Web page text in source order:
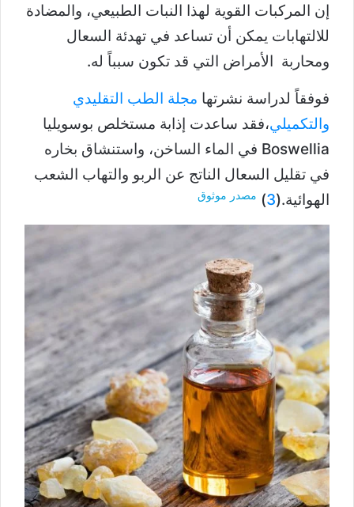
إن المركبات القوية لهذا النبات الطبيعي، والمضادة
للالتهابات يمكن أن تساعد في تهدئة السعال
ومحاربة الأمراض التي قد تكون سبباً له.
فوفقاً لدراسة نشرتها مجلة الطب التقليدي
والتكميلي،فقد ساعدت إذابة مستخلص بوسويليا
Boswellia في الماء الساخن، واستنشاق بخاره
في تقليل السعال الناتج عن الربو والتهاب الشعب
الهوائية.(3
) مصدر موثوق